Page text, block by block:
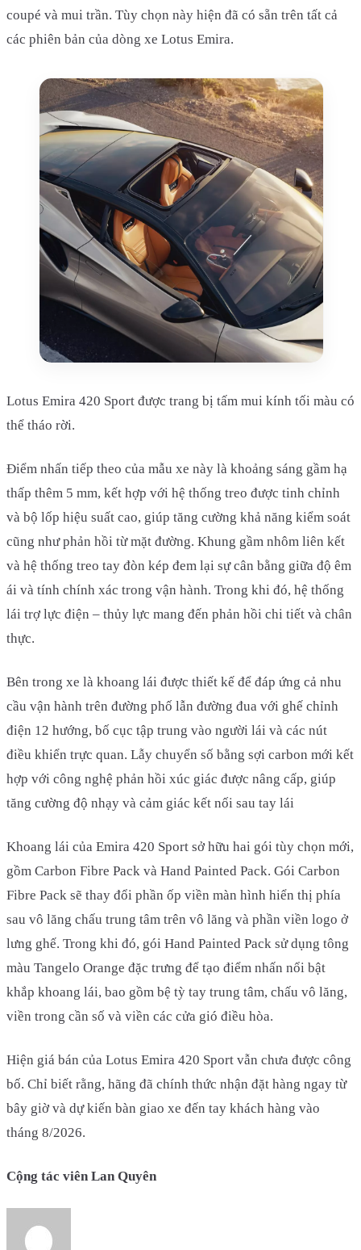
coupé và mui trần. Tùy chọn này hiện đã có sẵn trên tất cả
các phiên bản của dòng xe Lotus Emira.
Lotus Emira 420 Sport được trang bị tấm mui kính tối màu có
thể tháo rời.
Điểm nhấn tiếp theo của mẫu xe này là khoảng sáng gầm hạ
thấp thêm 5 mm, kết hợp với hệ thống treo được tinh chỉnh
và bộ lốp hiệu suất cao, giúp tăng cường khả năng kiểm soát
cũng như phản hồi từ mặt đường. Khung gầm nhôm liên kết
và hệ thống treo tay đòn kép đem lại sự cân bằng giữa độ êm
ái và tính chính xác trong vận hành. Trong khi đó, hệ thống
lái trợ lực điện – thủy lực mang đến phản hồi chi tiết và chân
thực.
Bên trong xe là khoang lái được thiết kế để đáp ứng cả nhu
cầu vận hành trên đường phố lẫn đường đua với ghế chỉnh
điện 12 hướng, bố cục tập trung vào người lái và các nút
điều khiển trực quan. Lẫy chuyển số bằng sợi carbon mới kết
hợp với công nghệ phản hồi xúc giác được nâng cấp, giúp
tăng cường độ nhạy và cảm giác kết nối sau tay lái
Khoang lái của Emira 420 Sport sở hữu hai gói tùy chọn mới,
gồm Carbon Fibre Pack và Hand Painted Pack. Gói Carbon
Fibre Pack sẽ thay đổi phần ốp viền màn hình hiển thị phía
sau vô lăng chấu trung tâm trên vô lăng và phần viền logo ở
lưng ghế. Trong khi đó, gói Hand Painted Pack sử dụng tông
màu Tangelo Orange đặc trưng để tạo điểm nhấn nổi bật
khắp khoang lái, bao gồm bệ tỳ tay trung tâm, chấu vô lăng,
viền trong cần số và viền các cửa gió điều hòa.
Hiện giá bán của Lotus Emira 420 Sport vẫn chưa được công
bố. Chỉ biết rằng, hãng đã chính thức nhận đặt hàng ngay từ
bây giờ và dự kiến bàn giao xe đến tay khách hàng vào
tháng 8/2026.
Cộng tác viên Lan Quyên